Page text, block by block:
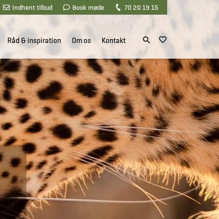
Indhent tilbud Book møde 70 20 19 15
Råd & inspiration Om os Kontakt